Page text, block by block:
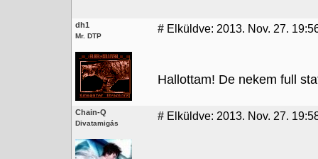
dh1
Mr. DTP
# Elküldve: 2013. Nov. 27.
Hallottam! De nekem full
Chain-Q
Divatamigás
# Elküldve: 2013. Nov. 27.